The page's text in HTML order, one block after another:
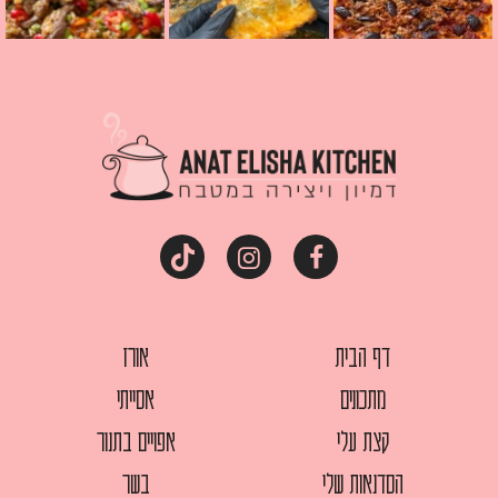
דף הבית
מתכונים
קצת עלי
הסדנאות שלי
אורז
אסייתי
אפויים בתנור
בשר